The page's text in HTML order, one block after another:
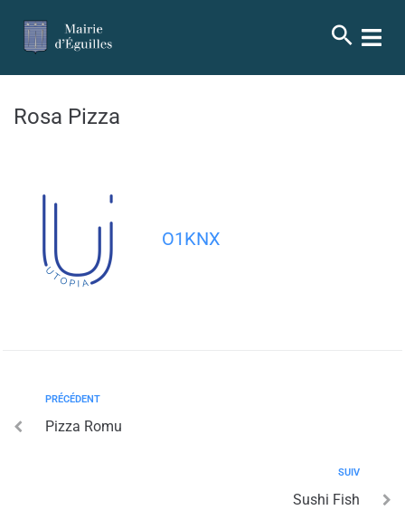
principal
Rosa Pizza
O1KNX
PRÉCÉDENT
Pizza Romu
SUIV
Sushi Fish